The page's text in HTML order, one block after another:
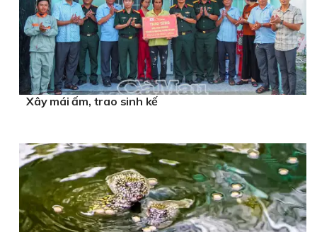
Xây mái ấm, trao sinh kế